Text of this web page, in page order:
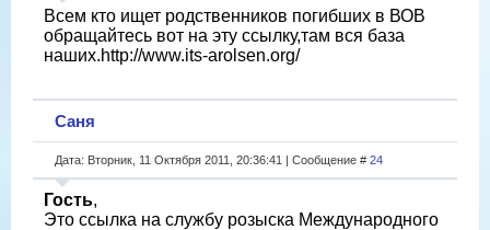
Всем кто ищет родственников погибших в ВОВ
обращайтесь вот на эту ссылку,там вся база
наших.http://www.its-arolsen.org/
Саня
Дата: Вторник, 11 Октября 2011, 20:36:41 | Сообщение # 24
Гость,
Это ссылка на службу розыска Международного